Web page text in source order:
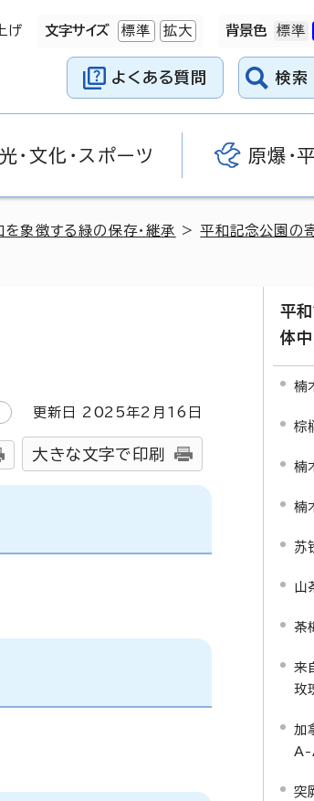
げ 文字サイズ 標準 拡大 背景色
よくある質問 検索
・文化・スポーツ 原爆・
を象徴する緑の保存・継承 >平和記念公園の
更新日 2025年2月 16 日
大きな文字で印刷
平
体中
楠
棕
楠
楠
苏
山
茶
来
玫
加
A-
突